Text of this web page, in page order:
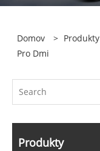
Domov > Produkty
Pro Dmi
Produkty